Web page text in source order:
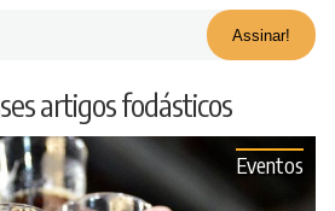
artigos fodásticos
Eventos